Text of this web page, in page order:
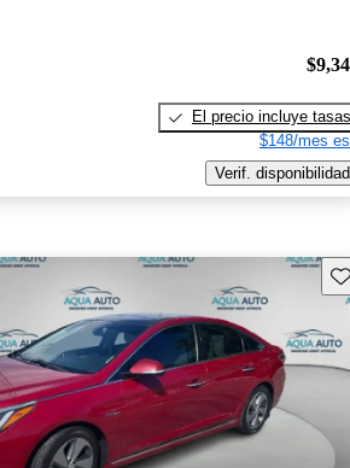
El precio incluye tasas
$148/mes
Verif. disponibilidad